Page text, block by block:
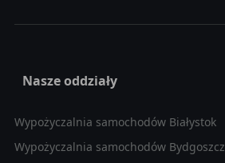
Nasze oddziały
Wypożyczalnia samochodów Białystok
Wypożyczalnia samochodów Bydgoszcz